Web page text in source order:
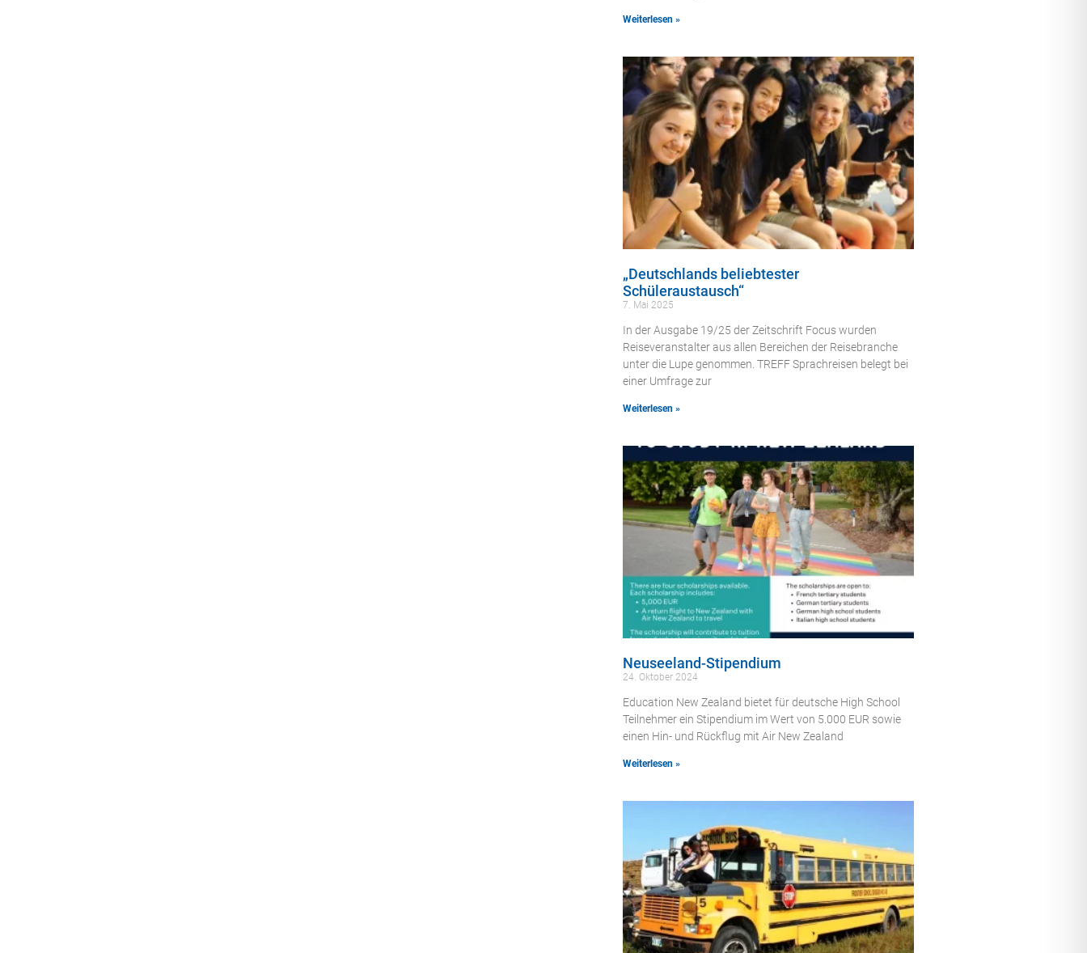
Weiterlesen »
„Deutschlands beliebtester
Schüleraustausch“
7. Mai 2025
In der Ausgabe 19/25 der Zeitschrift Focus wurden
Reiseveranstalter aus allen Bereichen der Reisebranche
unter die Lupe genommen. TREFF Sprachreisen belegt bei
einer Umfrage zur
Weiterlesen »
Neuseeland-Stipendium
24. Oktober 2024
Education New Zealand bietet für deutsche High School
Teilnehmer ein Stipendium im Wert von 5.000 EUR sowie
einen Hin- und Rückflug mit Air New Zealand
Weiterlesen »